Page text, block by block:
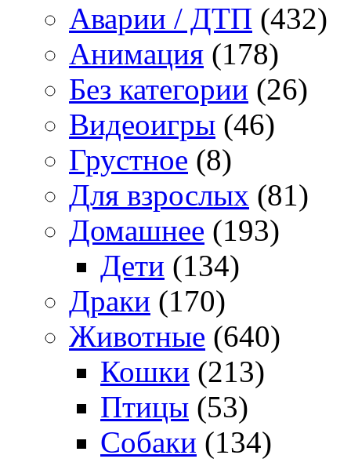
Аварии / ДТП (432)
Анимация (178)
Без категории (26)
Видеоигры (46)
Грустное (8)
Для взрослых (81)
Домашнее (193)
Дети (134)
Драки (170)
Животные (640)
Кошки (213)
Птицы (53)
Собаки (134)